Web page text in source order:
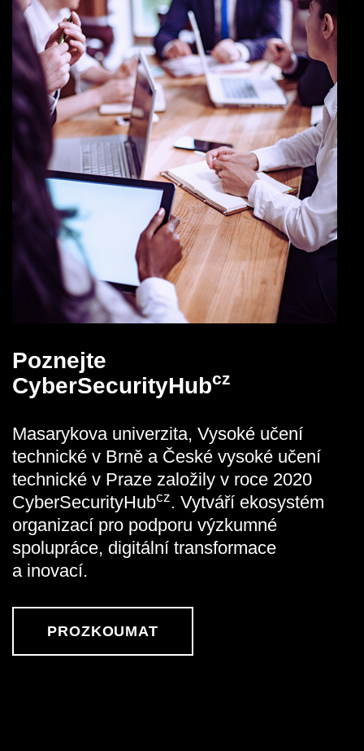
Poznejte
CyberSecurityHubcz
Masarykova univerzita, Vysoké učení
technické v Brně a České vysoké učení
technické v Praze založily v roce 2020
CyberSecurityHubcz. Vytváří ekosystém
organizací pro podporu výzkumné
spolupráce, digitální transformace
a inovací.
PROZKOUMAT